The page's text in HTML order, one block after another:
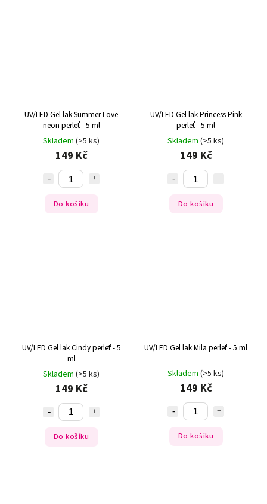
UV/LED Gel lak Summer Love
neon perleť - 5 ml
Skladem (>5 ks)
149 Kč
Do košíku
UV/LED Gel lak Princess Pink
perleť - 5 ml
Skladem (>5 ks)
149 Kč
Do košíku
UV/LED Gel lak Cindy perleť - 5
ml
Skladem (>5 ks)
149 Kč
Do košíku
UV/LED Gel lak Mila perleť - 5 ml
Skladem (>5 ks)
149 Kč
Do košíku